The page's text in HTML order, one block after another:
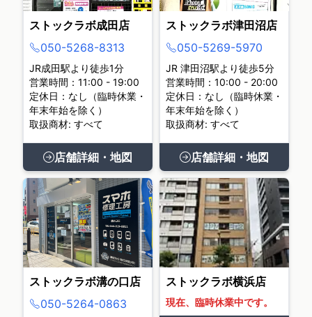
ストックラボ成田店
050-5268-8313
JR成田駅より徒歩1分
営業時間：11:00 - 19:00
定休日：なし（臨時休業・
年末年始を除く）
取扱商材: すべて
店舗詳細・地図
ストックラボ津田沼店
050-5269-5970
JR 津田沼駅より徒歩5分
営業時間：10:00 - 20:00
定休日：なし（臨時休業・
年末年始を除く）
取扱商材: すべて
店舗詳細・地図
ストックラボ溝の口店
050-5264-0863
ストックラボ横浜店
現在、臨時休業中です。